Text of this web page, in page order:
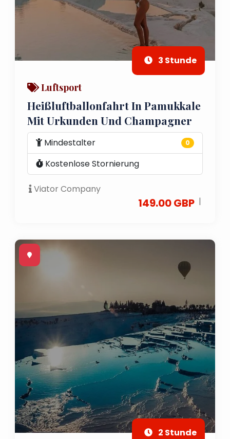
3 Stunde
Luftsport
Heißluftballonfahrt In Pamukkale
Mit Urkunden Und Champagner
Mindestalter 0
Kostenlose Stornierung
Viator Company
149.00 GBP |
2 Stunde